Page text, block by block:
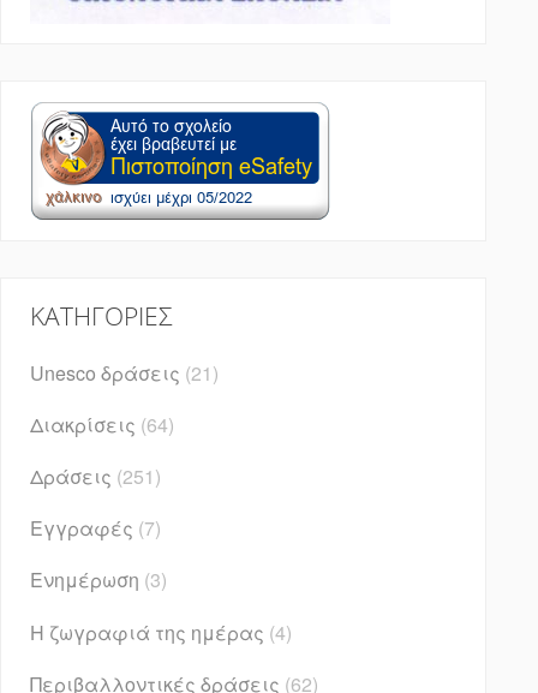
KΑΤΗΓΟΡΊΕΣ
Unesco δράσεις (21)
Διακρίσεις (64)
Δράσεις (251)
Εγγραφές (7)
Ενημέρωση (3)
Η ζωγραφιά της ημέρας (4)
Περιβαλλοντικές δράσεις (62)